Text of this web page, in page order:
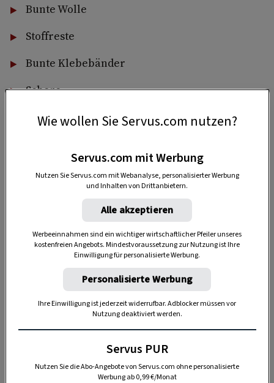
Bunte Wolle
Stoffreste
Bunte Klebebänder
Schere
Heißklebepistole
Pinsel
Blumen aus dem Garten
Anzeige
Wie wollen Sie Servus.com nutzen?
Servus.com mit Werbung
Nutzen Sie Servus.com mit Webanalyse, personalisierter Werbung
und Inhalten von Drittanbietern.
Alle akzeptieren
Werbeeinnahmen sind ein wichtiger wirtschaftlicher Pfeiler unseres
kostenfreien Angebots. Mindestvoraussetzung zur Nutzung ist Ihre
Einwilligung für personalisierte Werbung.
Personalisierte Werbung
Ihre Einwilligung ist jederzeit widerrufbar. Adblocker müssen vor
Nutzung deaktiviert werden.
Servus PUR
Nutzen Sie die Abo-Angebote von Servus.com ohne personalisierte
Werbung ab 0,99 €/Monat